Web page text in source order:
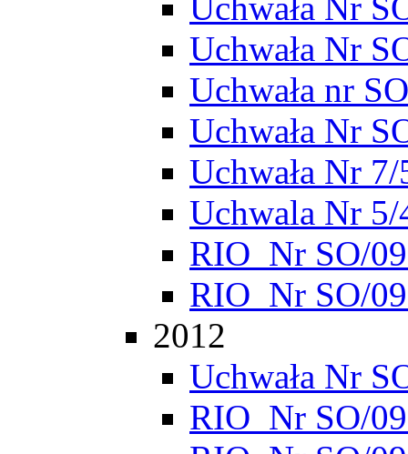
Uchwała Nr
Uchwała nr
Uchwała Nr
Uchwała Nr
Uchwala Nr 5/
RIO_Nr SO/
RIO_Nr SO/
2012
Uchwała Nr
RIO_Nr SO/